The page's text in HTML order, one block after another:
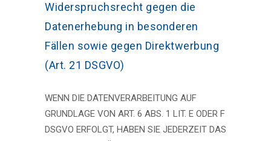
Widerspruchsrecht gegen die
Datenerhebung in besonderen
Fällen sowie gegen Direktwerbung
(Art. 21 DSGVO)
WENN DIE DATENVERARBEITUNG AUF
GRUNDLAGE VON ART. 6 ABS. 1 LIT. E ODER F
DSGVO ERFOLGT, HABEN SIE JEDERZEIT DAS